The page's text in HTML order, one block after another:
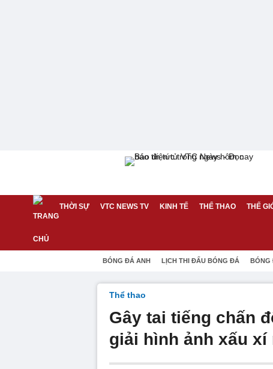
THỜI SỰ VTC NEWS TV KINH TẾ THỂ THAO THẾ
BÓNG ĐÁ ANH LỊCH THI ĐẤU BÓNG ĐÁ BÓNG
Thể thao
Gây tai tiếng chấn
giải hình ảnh xấu xí